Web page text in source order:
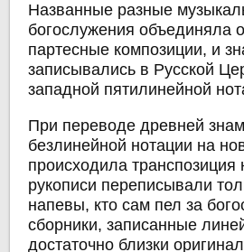
Названные разные
богослужения объединяла
партесные композиции, и
записывались в Русской
западной пятилинейной
При переводе древней
безлинейной нотации на
происходила
рукописи переписывали
напевы, кто сам пел за
сборники, записанные
достаточно близки